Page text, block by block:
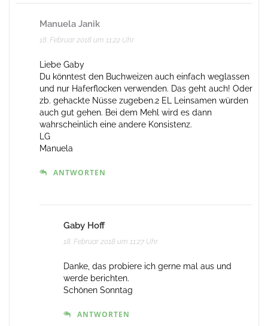
Manuela Janik
18. Februar 2018 um 11:22 Uhr
Liebe Gaby
Du könntest den Buchweizen auch einfach weglassen
und nur Haferflocken verwenden. Das geht auch! Oder
zb. gehackte Nüsse zugeben.2 EL Leinsamen würden
auch gut gehen. Bei dem Mehl wird es dann
wahrscheinlich eine andere Konsistenz.
LG
Manuela
ANTWORTEN
Gaby Hoff
18. Februar 2018 um 11:27 Uhr
Danke, das probiere ich gerne mal aus und
werde berichten.
Schönen Sonntag
ANTWORTEN